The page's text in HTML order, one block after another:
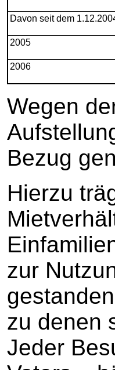
Davon seit dem
2005
2006
Wegen
Bezug
Hierzu
zur
zu denen
Jeder